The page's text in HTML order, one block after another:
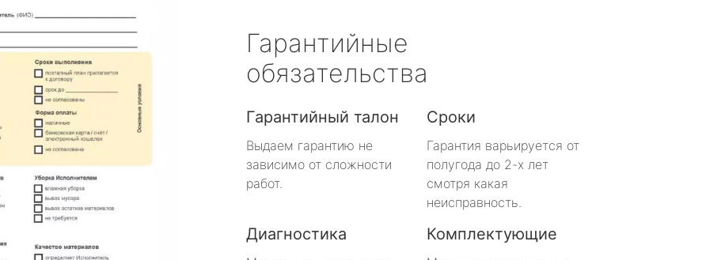
Гарантийные
обязательства
Гарантийный талон
Выдаем гарантию не
зависимо от сложности
работ.
Сроки
Гарантия варьируется от
полугода до 2-х лет
смотря какая
неисправность.
Диагностика Комплектующие